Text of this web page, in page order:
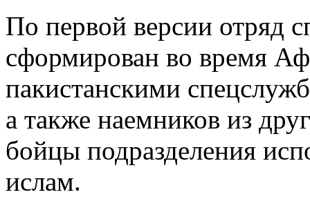
По первой версии отряд
сформирован во время
пакистанскими
а также наемников из
бойцы подразделения
ислам.